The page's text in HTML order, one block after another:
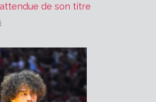
de son titre